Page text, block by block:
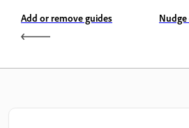
Add or remove guides